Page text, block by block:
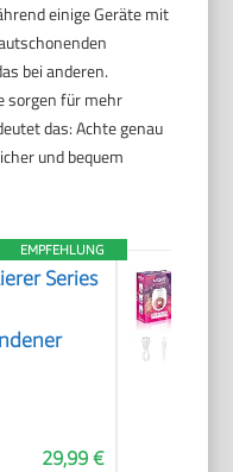
einige Geräte mit
bei anderen.
sorgen für mehr
das: Achte genau
und bequem
EMPFEHLUNG
Series
29,99 €